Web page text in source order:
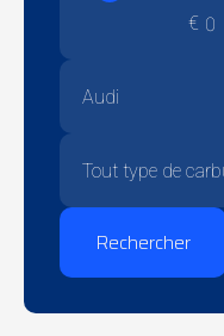
€
Rechercher